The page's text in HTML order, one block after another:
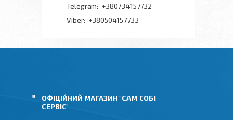
+380734157732
+380504157733
ОФІЦІЙНИЙ МАГАЗИН "САМ СОБІ
СЕРВІС"